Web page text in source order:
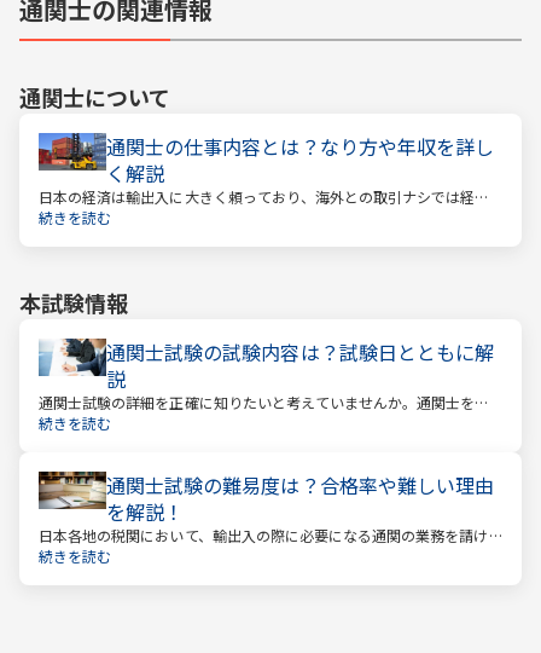
通関士の関連情報
通関士について
通関士の仕事内容とは？なり方や年収を詳し
く解説
日本の経済は輸出入に大きく頼っており、海外との取引ナシでは経済
は回っていきません。そんな海外との取引で必ず必要になるのが「通
続きを読む
本試験情報
通関士試験の試験内容は？試験日とともに解
説
通関士試験の詳細を正確に知りたいと考えていませんか。通関士を目
指す場合は、まず試験内容や日程を知る必要があります。
続きを読む
通関士試験の難易度は？合格率や難しい理由
を解説！
日本各地の税関において、輸出入の際に必要になる通関の業務を請け
負っているのが通関士です。日本は貿易で成り立つ国ですので、今後
続きを読む